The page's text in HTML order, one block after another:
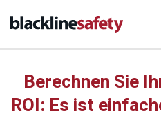
Berechnen Sie
ROI: Es ist